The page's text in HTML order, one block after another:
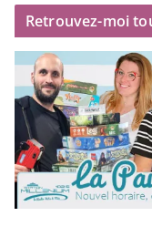
Retrouvez-moi